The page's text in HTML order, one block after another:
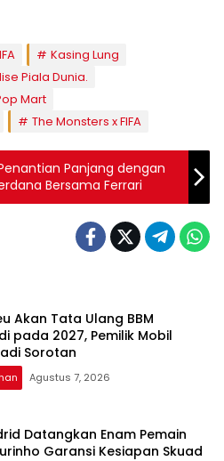
Kasing Lung
Piala Dunia.
Mart
The Monsters x FIFA
Panjang dengan
Bersama Ferrari
Akan Tata Ulang BBM
pada 2027, Pemilik Mobil
Sorotan
Agustus 7, 2026
Datangkan Enam Pemain
Garansi Kesiapan Skuad